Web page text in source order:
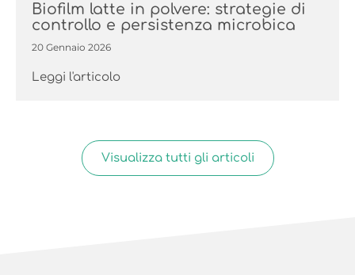
Biofilm latte in polvere: strategie di
controllo e persistenza microbica
20 Gennaio 2026
Leggi l'articolo
Visualizza tutti gli articoli